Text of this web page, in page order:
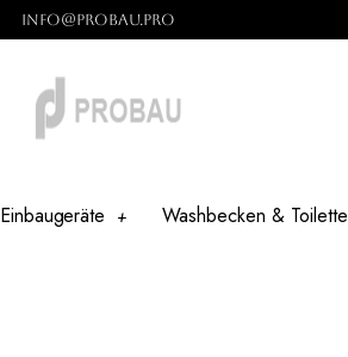
info@probau.pro
Einbaugeräte Washbecken & Toilette